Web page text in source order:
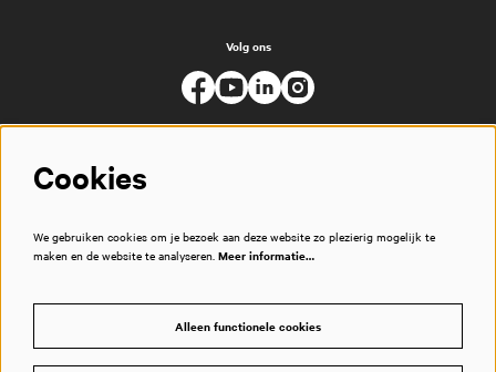
Volg ons
Cookies
We gebruiken cookies om je bezoek aan deze website zo plezierig mogelijk te
maken en de website te analyseren. Meer informatie…
Alleen functionele cookies